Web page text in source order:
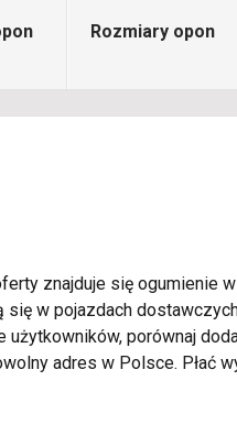
Rozmiary opon
znajduje się ogumienie
się w pojazdach
użytkowników, porównaj
adres w Polsce. Płać